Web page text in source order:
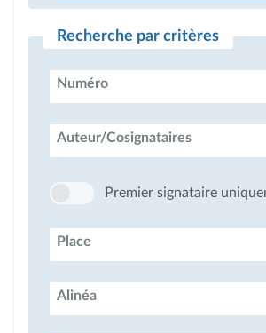
Recherche par critères
Numéro
Auteur/Cosignataires
Premier signataire
Place
Alinéa